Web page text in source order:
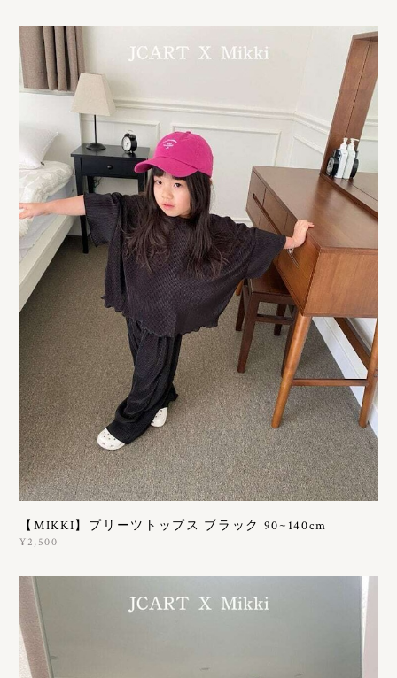
【MIKKI】プリーツトップス ブラック 90~140cm
¥2,500